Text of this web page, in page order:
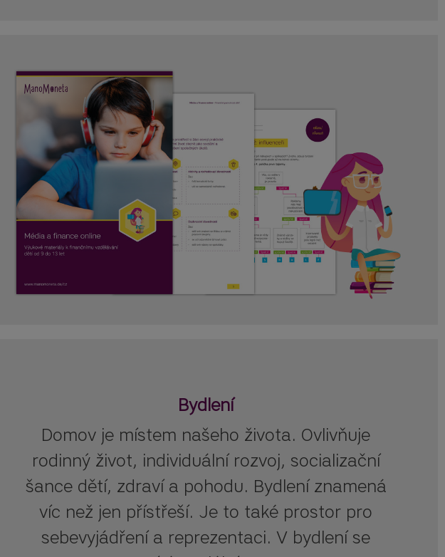
Bydlení
Domov je místem našeho života. Ovlivňuje
rodinný život, individuální rozvoj, socializační
šance dětí, zdraví a pohodu. Bydlení znamená
víc než jen přístřeší. Je to také prostor pro
sebevyjádření a reprezentaci. V bydlení se